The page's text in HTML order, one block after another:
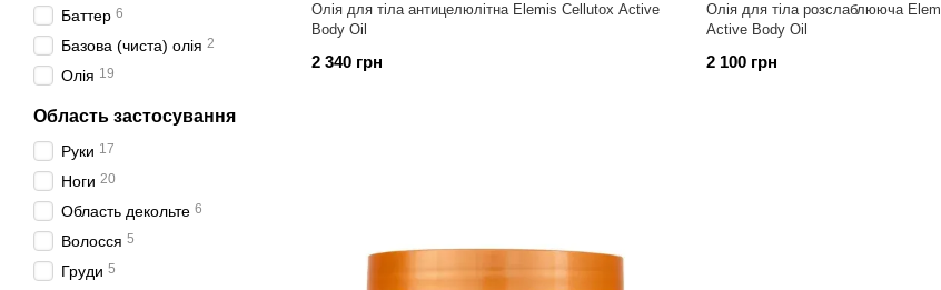
Олія для тіла антицелюлітна Elemis Cellutox Active
Body Oil
2 340 грн
Олія для тіла розслаблююча
Active Body Oil
2 100 грн
Баттер 6
Базова (чиста) олія 2
Олія 19
Область застосування
Руки 17
Ноги 20
Область декольте 6
Волосся 5
Груди 5